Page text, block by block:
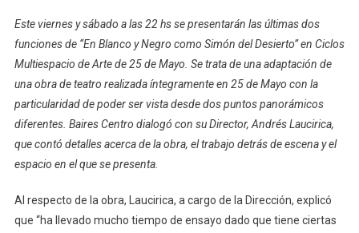
Blanco
Y
Negro
Como
Simón
Del
Desierto”:
De
Teatro
Este viernes y sábado a las 22 hs se presentarán las últimas dos
funciones de “En Blanco y Negro como Simón del Desierto” en Ciclos
Multiespacio de Arte de 25 de Mayo. Se trata de una adaptación de
una obra de teatro realizada íntegramente en 25 de Mayo con la
particularidad de poder ser vista desde dos puntos panorámicos
diferentes. Baires Centro dialogó con su Director, Andrés Laucirica,
que contó detalles acerca de la obra, el trabajo detrás de escena y el
espacio en el que se presenta.
Al respecto de la obra, Laucirica, a cargo de la Dirección, explicó
que “ha llevado mucho tiempo de ensayo dado que tiene ciertas